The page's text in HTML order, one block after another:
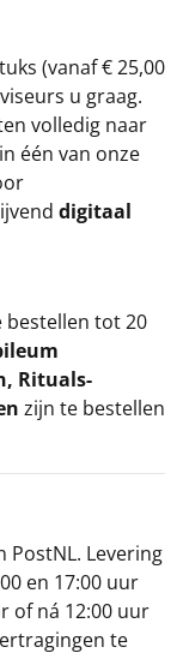
(vanaf € 25,00
u graag.
volledig naar
één van onze
digitaal
bestellen tot 20
, Rituals-
zijn te bestellen
PostNL. Levering
en 17:00 uur
of ná 12:00 uur
te